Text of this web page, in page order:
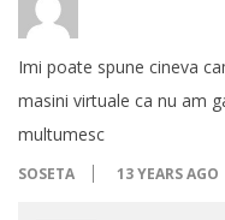
Imi poate spune cineva
masini virtuale ca nu am
multumesc
SOSETA 13 YEARS AGO